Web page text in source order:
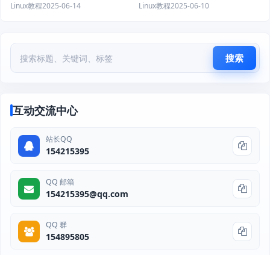
Linux教程2025-06-14 Linux教程2025-06-10
搜索
互动交流中心
站长QQ
154215395
QQ 邮箱
154215395@qq.com
QQ 群
154895805